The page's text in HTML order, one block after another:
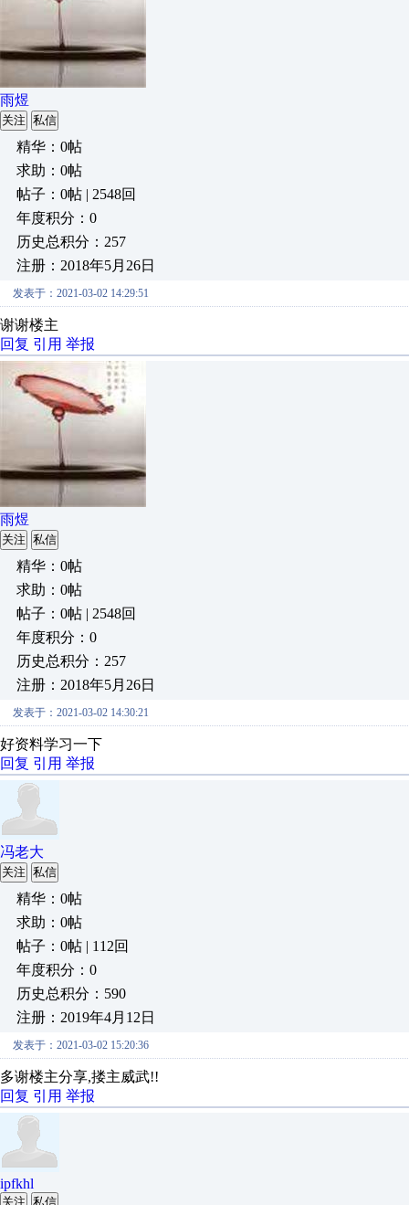
雨煜
关注 私信
精华：0帖
求助：0帖
帖子：0帖 | 2548回
年度积分：0
历史总积分：257
注册：2018年5月26日
发表于：2021-03-02 14:29:51
谢谢楼主
回复 引用 举报
雨煜
关注 私信
精华：0帖
求助：0帖
帖子：0帖 | 2548回
年度积分：0
历史总积分：257
注册：2018年5月26日
发表于：2021-03-02 14:30:21
好资料学习一下
回复 引用 举报
冯老大
关注 私信
精华：0帖
求助：0帖
帖子：0帖 | 112回
年度积分：0
历史总积分：590
注册：2019年4月12日
发表于：2021-03-02 15:20:36
多谢楼主分享,搂主威武!!
回复 引用 举报
ipfkhl
关注 私信